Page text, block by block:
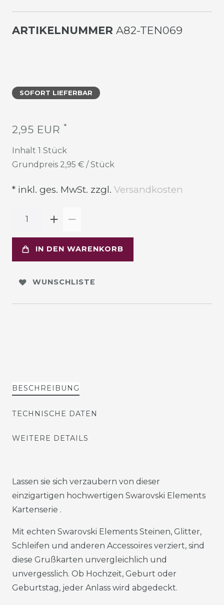
ARTIKELNUMMER A82-TEN069
SOFORT LIEFERBAR
2,95 EUR *
Inhalt 1 Stück
Grundpreis 2,95 € / Stück
* inkl. ges. MwSt. zzgl. Versandkosten
IN DEN WARENKORB
WUNSCHLISTE
BESCHREIBUNG
TECHNISCHE DATEN
WEITERE DETAILS
Lassen sie sich verzaubern von dieser
einzigartigen hochwertigen Swarovski Elements
Kartenserie .
Mit echten Swarovski Elements Steinen, Glitter,
Schleifen und anderen Accessoires verziert, sind
diese Grußkarten unvergleichlich und
unvergesslich. Ob Hochzeit, Geburt oder
Geburtstag, jeder Anlass wird abgedeckt.